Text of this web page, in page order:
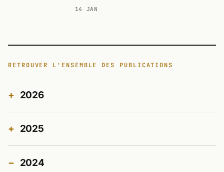
14 JAN
RETROUVER L'ENSEMBLE DES PUBLICATIONS
2026
2025
2024